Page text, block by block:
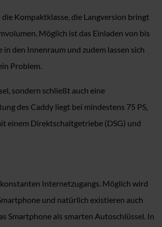
Kompaktklasse, die Langversion bringt
Möglich ist das Einladen von bis
den Innenraum und zudem lassen sich
Problem.
sondern schließt auch eine
des Caddy liegt bei mindestens 75 PS,
einem Direktschaltgetriebe (DSG) und
Internetzugangs. Möglich wird
und natürlich existieren auch
Smartphone als smarten Autoschlüssel. In